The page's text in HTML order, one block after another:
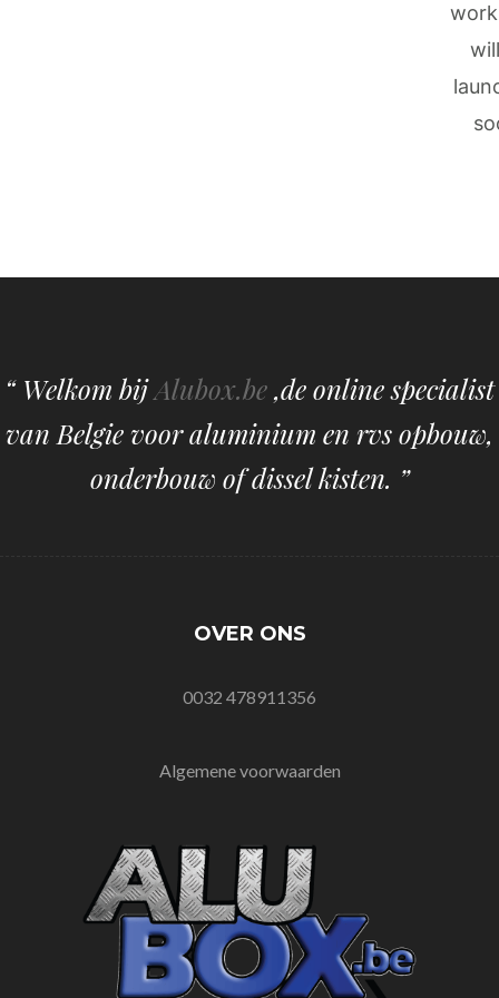
“ Welkom bijAlubox.be,de online specialist
van Belgie voor aluminium en rvs opbouw,
onderbouw of dissel kisten. ”
OVER ONS
0032 478911356
Algemene voorwaarden